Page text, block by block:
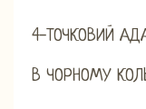
4-ТОЧКОВИЙ
В ЧОРНОМУ